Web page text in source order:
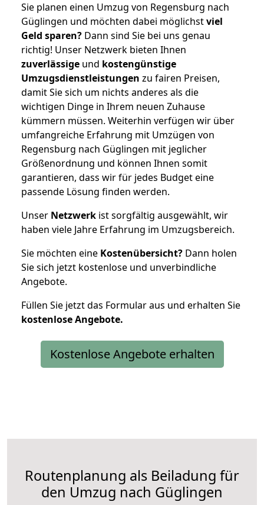
Sie planen einen Umzug von Regensburg nach
Güglingen und möchten dabei möglichstviel
Geld sparen? Dann sind Sie bei uns genau
richtig! Unser Netzwerk bieten Ihnen
zuverlässige und kostengünstige
Umzugsdienstleistungen zu fairen Preisen,
damit Sie sich um nichts anderes als die
wichtigen Dinge in Ihrem neuen Zuhause
kümmern müssen. Weiterhin verfügen wir über
umfangreiche Erfahrung mit Umzügen von
Regensburg nach Güglingen mit jeglicher
Größenordnung und können Ihnen somit
garantieren, dass wir für jedes Budget eine
passende Lösung finden werden.
Unser Netzwerk ist sorgfältig ausgewählt, wir
haben viele Jahre Erfahrung im Umzugsbereich.
Sie möchten eine Kostenübersicht? Dann holen
Sie sich jetzt kostenlose und unverbindliche
Angebote.
Füllen Sie jetzt das Formular aus und erhalten Sie
kostenloseAngebote.
Kostenlose Angebote erhalten
Routenplanung als Beiladung für
den Umzug nach Güglingen